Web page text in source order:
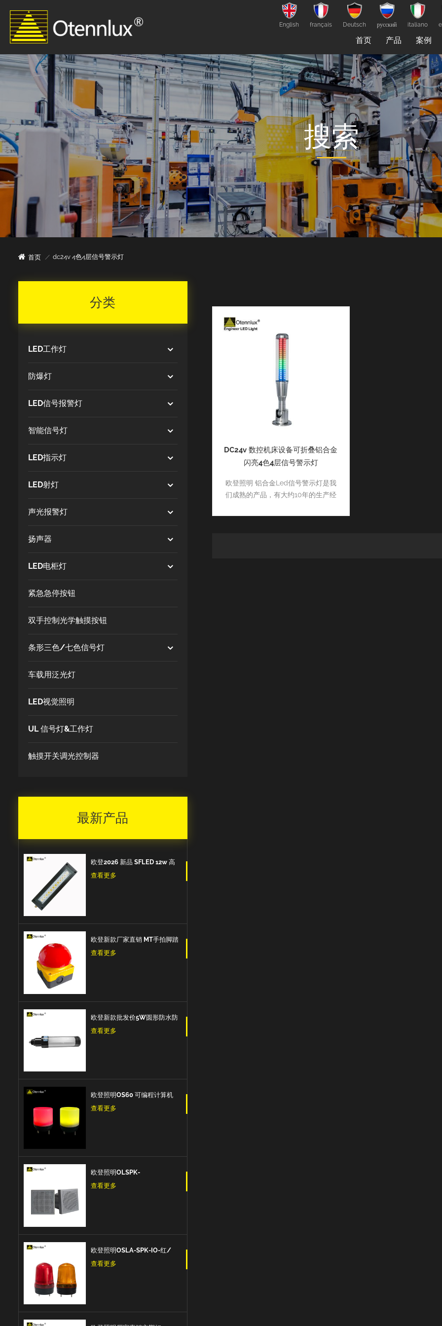
English français Deutsch русский italiano
首页 产品 案例
搜索
首页 / dc24v 4色4层信号警示灯
分类
LED工作灯
防爆灯
LED信号报警灯
智能信号灯
LED指示灯
LED射灯
声光报警灯
扬声器
LED电柜灯
紧急急停按钮
双手控制光学触摸按钮
条形三色/七色信号灯
车载用泛光灯
LED视觉照明
UL 信号灯&工作灯
触摸开关调光控制器
最新产品
欧登2026 新品 SFLED 12w 高
品质出口欧洲IP67防水防油防
查看更多
欧登新款厂家直销 MT手拍脚踏
开关紧急按钮蘑菇头脚踏板自
查看更多
欧登新款批发价5W圆形防水防
爆防油IP67数控机床工作灯
查看更多
欧登照明OS60 可编程计算机
控制多色7色 5v Usb信号警示
查看更多
欧登照明OLSPK-
IO/CAN/RS485信号扬声器IO
查看更多
欧登照明OSLA-SPK-IO-红/
黄/蓝 信号灯闪亮爆闪的信号
查看更多
DC24v 数控机床设备可折叠铝合金
闪亮4色4层信号警示灯
欧登照明 铝合金Led信号警示灯是我
们成熟的产品，有大约10年的生产经
层，多种颜色可选，可以按照自己的